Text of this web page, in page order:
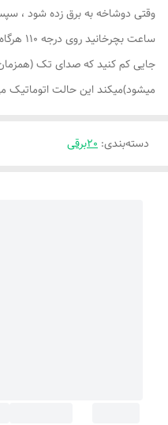
وقتی دوشاخه به برق زده شود ،
ساعت
جایی کم کنید که صدای تک
میشود)میکند این حالت اتوماتیک
دسته‌بندی: 20برقی